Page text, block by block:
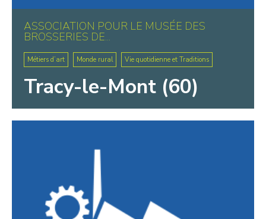
ASSOCIATION POUR LE MUSÉE DES
BROSSERIES DE...
Métiers d’art Monde rural Vie quotidienne et Traditions
Tracy-le-Mont (60)